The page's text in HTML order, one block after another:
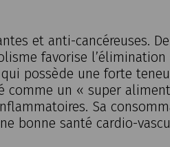
et anti-cancéreuses.
favorise l’élimination
possède une forte
comme un « super
Sa
bonne santé cardio-